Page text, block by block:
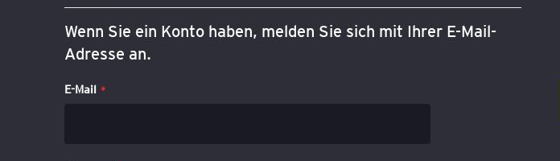
Wenn Sie ein Konto haben, melden Sie sich mit Ihrer E-Mail-
Adresse an.
E-Mail